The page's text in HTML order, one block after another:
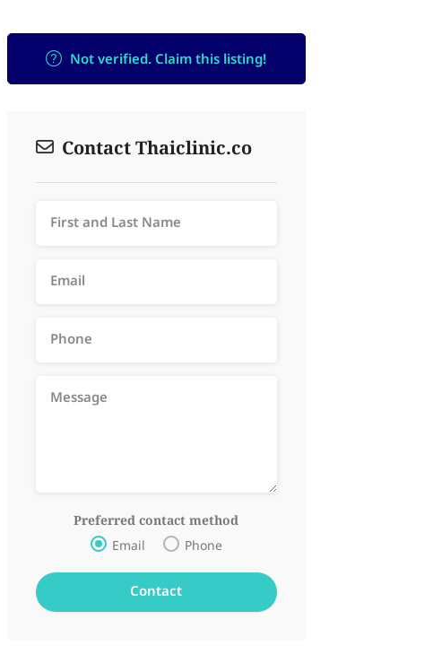
Not verified. Claim this listing!
Contact Thaiclinic.co
Preferred contact method
Email Phone